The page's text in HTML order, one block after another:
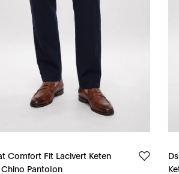
Comfort Fit Lacivert Keten
Chino Pantolon